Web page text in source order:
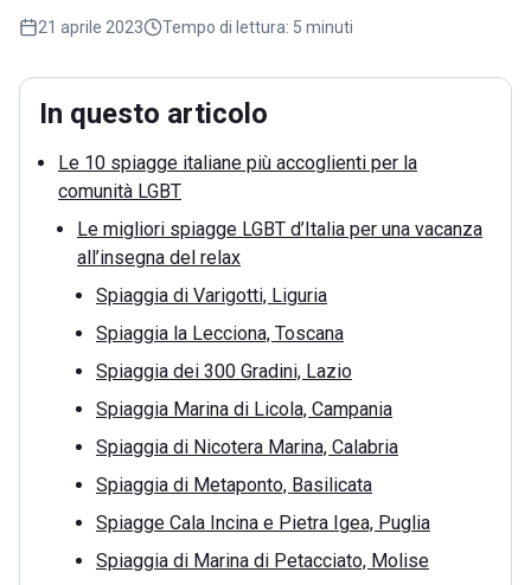
21 aprile 2023 Tempo di lettura: 5 minuti
In questo articolo
Le 10 spiagge italiane più accoglienti per la
comunità LGBT
Le migliori spiagge LGBT d’Italia per una vacanza
all’insegna del relax
Spiaggia di Varigotti, Liguria
Spiaggia la Lecciona, Toscana
Spiaggia dei 300 Gradini, Lazio
Spiaggia Marina di Licola, Campania
Spiaggia di Nicotera Marina, Calabria
Spiaggia di Metaponto, Basilicata
Spiagge Cala Incina e Pietra Igea, Puglia
Spiaggia di Marina di Petacciato, Molise